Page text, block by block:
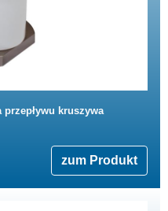
kruszywa
zum Produkt